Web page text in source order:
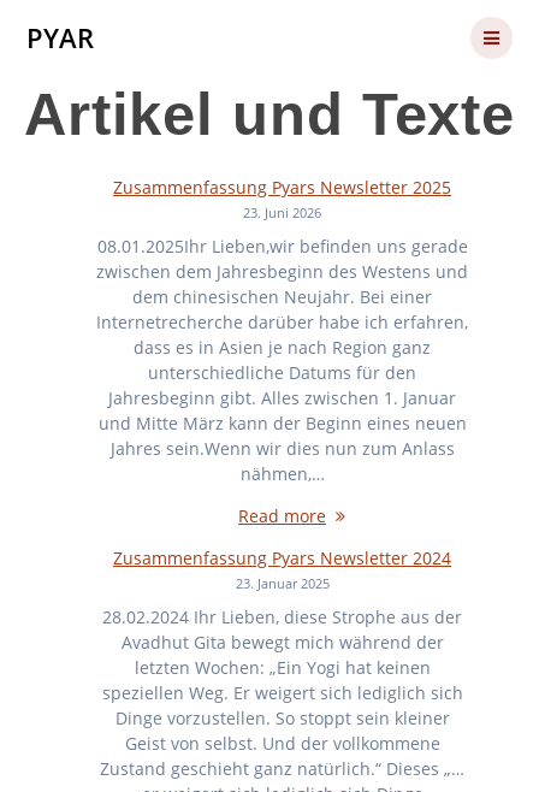
PYAR
Artikel und Texte
Zusammenfassung Pyars Newsletter 2025
23. Juni 2026
08.01.2025Ihr Lieben,wir befinden uns gerade
zwischen dem Jahresbeginn des Westens und
dem chinesischen Neujahr. Bei einer
Internetrecherche darüber habe ich erfahren,
dass es in Asien je nach Region ganz
unterschiedliche Datums für den
Jahresbeginn gibt. Alles zwischen 1. Januar
und Mitte März kann der Beginn eines neuen
Jahres sein.Wenn wir dies nun zum Anlass
nähmen,…
Read more
Zusammenfassung Pyars Newsletter 2024
23. Januar 2025
28.02.2024 Ihr Lieben, diese Strophe aus der
Avadhut Gita bewegt mich während der
letzten Wochen: „Ein Yogi hat keinen
speziellen Weg. Er weigert sich lediglich sich
Dinge vorzustellen. So stoppt sein kleiner
Geist von selbst. Und der vollkommene
Zustand geschieht ganz natürlich.“ Dieses „…